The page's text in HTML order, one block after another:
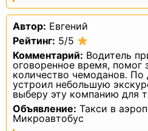
Автор: Евгений
Рейтинг: 5/5
Комментарий: Водитель
оговоренное время, помог
количество чемоданов. По
устроил небольшую
выберу эту компанию для
Объявление: Такси в
Микроавтобус
установленном
— отвечать на
субъектов
и их законных
в соответствии с
о
— сообщать в
по защите прав
персональных данных
органа
в течение 10 дней с
такого
— публиковать или
обеспечивать